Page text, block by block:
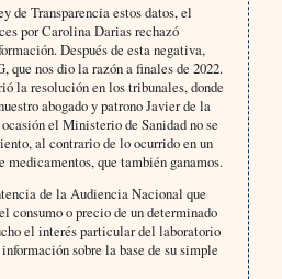
Transparencia estos datos, el
por Carolina Darias rechazó
Después de esta negativa,
nos dio la razón a finales de 2022.
la resolución en los tribunales, donde
abogado y patrono Javier de la
el Ministerio de Sanidad no se
al contrario de lo ocurrido en un
que también ganamos.
de la Audiencia Nacional que
consumo o precio de un determinado
el interés particular del laboratorio
sobre la base de su simple